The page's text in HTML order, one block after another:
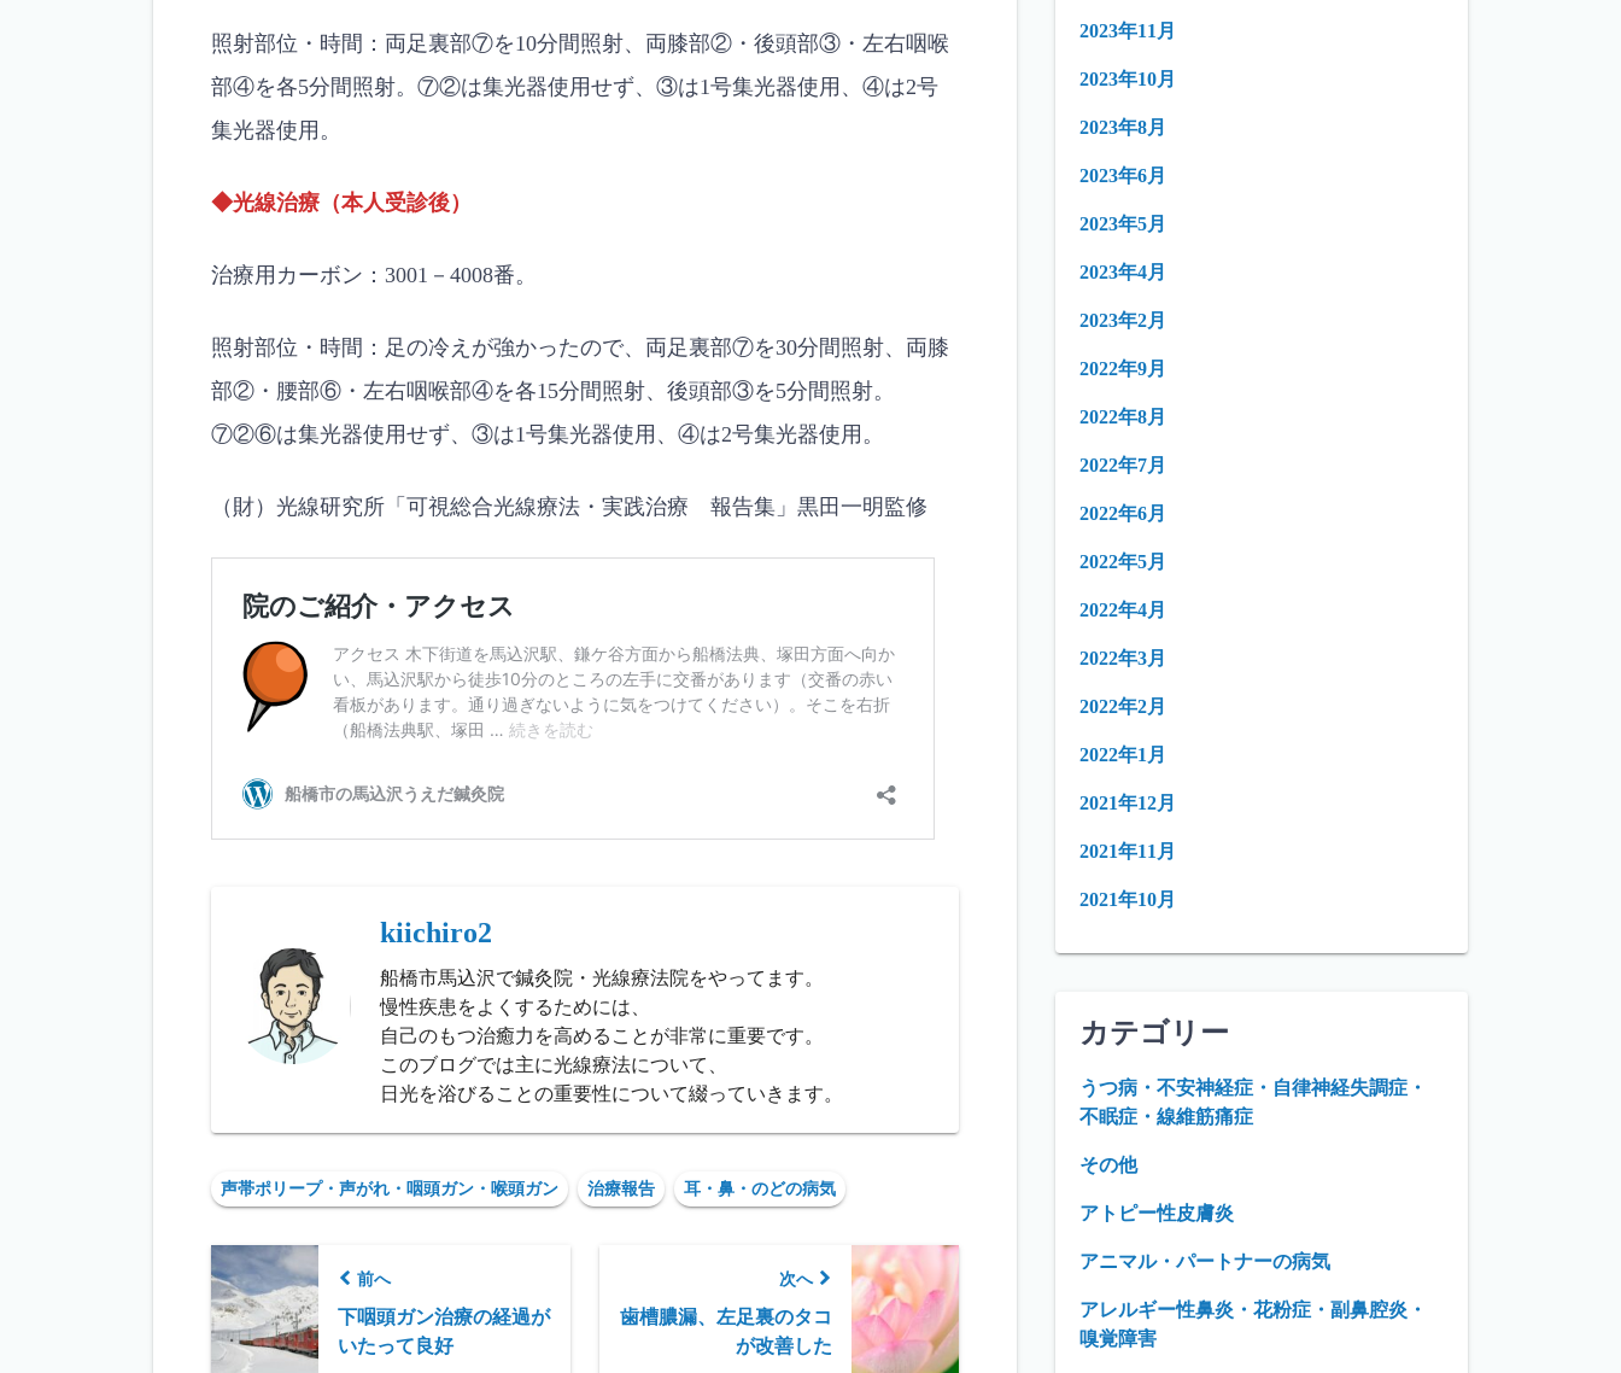
照射部位・時間：両足裏部⑦を10分間照射、両膝部②・後頭部③・左右咽喉
部④を各5分間照射。⑦②は集光器使用せず、③は1号集光器使用、④は2号
集光器使用。
◆光線治療（本人受診後）
治療用カーボン：3001－4008番。
照射部位・時間：足の冷えが強かったので、両足裏部⑦を30分間照射、両膝
部②・腰部⑥・左右咽喉部④を各15分間照射、後頭部③を5分間照射。
⑦②⑥は集光器使用せず、③は1号集光器使用、④は2号集光器使用。
（財）光線研究所「可視総合光線療法・実践治療 報告集」黒田一明監修
kiichiro2
船橋市馬込沢で鍼灸院・光線療法院をやってます。
慢性疾患をよくするためには、
自己のもつ治癒力を高めることが非常に重要です。
このブログでは主に光線療法について、
日光を浴びることの重要性について綴っていきます。
声帯ポリープ・声がれ・咽頭ガン・喉頭ガン 治療報告 耳・鼻・のどの病気
前へ
下咽頭ガン治療の経過が
いたって良好
次へ
歯槽膿漏、左足裏のタコ
が改善した
2023年11月
2023年10月
2023年8月
2023年6月
2023年5月
2023年4月
2023年2月
2022年9月
2022年8月
2022年7月
2022年6月
2022年5月
2022年4月
2022年3月
2022年2月
2022年1月
2021年12月
2021年11月
2021年10月
カテゴリー
うつ病・不安神経症・自律神経失調症・
不眠症・線維筋痛症
その他
アトピー性皮膚炎
アニマル・パートナーの病気
アレルギー性鼻炎・花粉症・副鼻腔炎・
嗅覚障害